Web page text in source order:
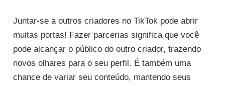
Juntar-se a outros criadores no TikTok pode abrir
muitas portas! Fazer parcerias significa que você
pode alcançar o público do outro criador, trazendo
novos olhares para o seu perfil. É também uma
chance de variar seu conteúdo, mantendo seus